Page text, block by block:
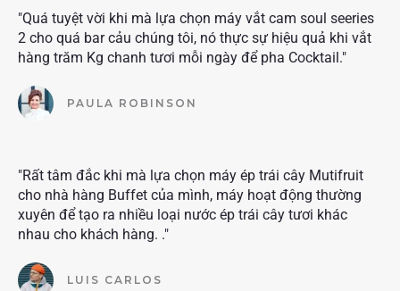
"Quá tuyệt vời khi mà lựa chọn máy vắt cam soul seeries
2 cho quá bar cảu chúng tôi, nó thực sự hiệu quả khi vắt
hàng trăm Kg chanh tươi mỗi ngày để pha Cocktail."
PAULA ROBINSON
"Rất tâm đắc khi mà lựa chọn máy ép trái cây Mutifruit
cho nhà hàng Buffet của mình, máy hoạt động thường
xuyên để tạo ra nhiều loại nước ép trái cây tươi khác
nhau cho khách hàng. ."
LUIS CARLOS